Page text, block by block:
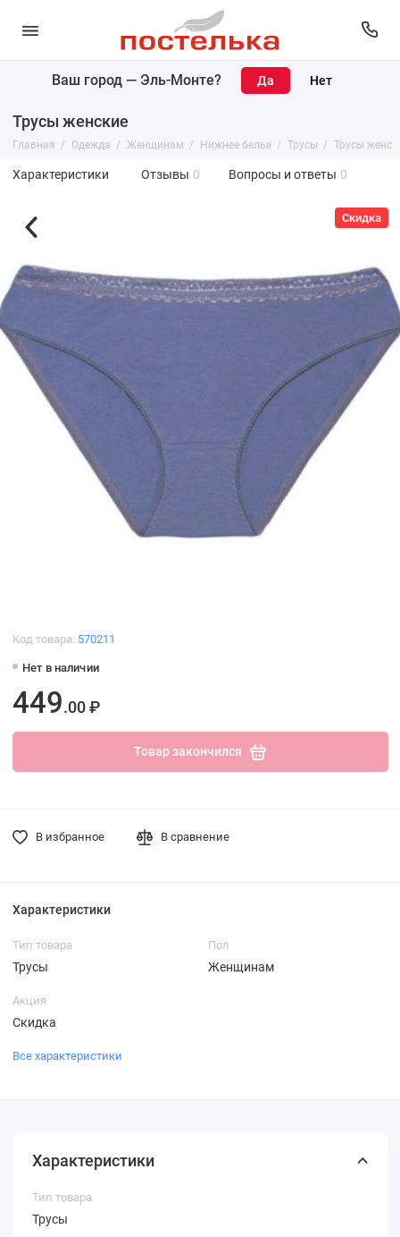
Ваш город — Эль-Монте?
Трусы женские
Главная Одежда Женщинам Нижнее белье Трусы Трусы
Характеристики Отзывы 0 Вопросы и ответы 0
Скидка
Код товара: 570211
Нет в наличии
449.00 ₽
Товар закончился
В избранное В сравнение
Характеристики
Тип товара
Трусы
Пол
Женщинам
Акция
Скидка
Все характеристики
Характеристики
Тип товара
Трусы